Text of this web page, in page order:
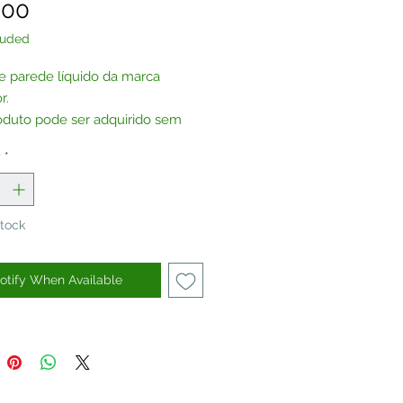
parede líquido da marca
pode ser adquirido sem
nos
*
When Available